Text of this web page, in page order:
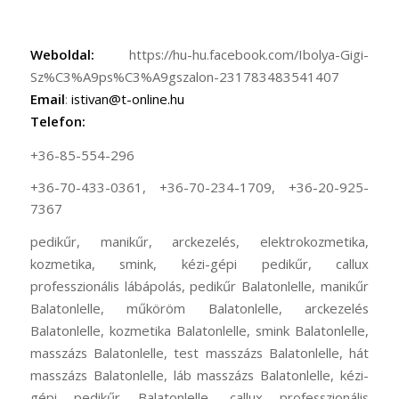
Weboldal: https://hu-hu.facebook.com/Ibolya-Gigi-
Sz%C3%A9ps%C3%A9gszalon-231783483541407
Email: istivan@t-online.hu
Telefon:
+36-85-554-296
+36-70-433-0361, +36-70-234-1709, +36-20-925-
7367
pedikűr, manikűr, arckezelés, elektrokozmetika,
kozmetika, smink, kézi-gépi pedikűr, callux
professzionális lábápolás, pedikűr Balatonlelle, manikűr
Balatonlelle, műköröm Balatonlelle, arckezelés
Balatonlelle, kozmetika Balatonlelle, smink Balatonlelle,
masszázs Balatonlelle, test masszázs Balatonlelle, hát
masszázs Balatonlelle, láb masszázs Balatonlelle, kézi-